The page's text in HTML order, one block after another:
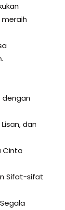
dengan
dan
Cinta
Sifat-sifat